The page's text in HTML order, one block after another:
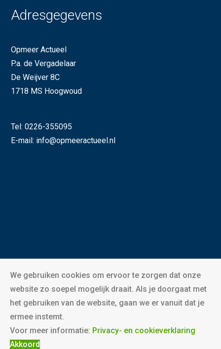
Adresgegevens
Opmeer Actueel
P.a. de Vergadelaar
De Weijver 8C
1718 MS Hoogwoud
Tel:0226-355095
E-mail: info@opmeeractueel.nl
We gebruiken cookies om ervoor te zorgen dat onze
website zo soepel mogelijk draait. Als je doorgaat met
het gebruiken van de website, gaan we er vanuit dat je
ermee instemt.
Voor meer informatie: Privacy- en cookieverklaring
Akkoord